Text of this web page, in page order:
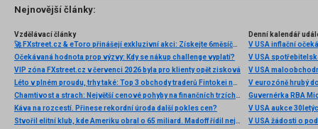
několik příkladů nejznámějších z nich.
Nejnovější články:
Vzdělávací články
🚀 FXstreet.cz & eToro přinášejí exkluzivní akci: Získejte 6měsíční členství ve VIP zóně ZDARMA
Očekávaná hodnota prop výzvy: Kdy se nákup challenge vyplatí?
VIP zóna FXstreet.cz v červenci 2026 byla pro klienty opět zisková
Léto v plném proudu, trhy také: Top 3 obchody traderů Fintokei na indexech a zlatě
Chamtivost a strach: Největší cenové pohyby na finančních trzích (červenec 2026)
Káva na rozcestí. Přinese rekordní úroda další pokles cen?
Stvořil elitní klub, kde Ameriku obral o 65 miliard. Madoff řídil největší Ponzi dějin
Denní kalendář
V USA inflační
V USA
V USA
V eurozóně hrubý
Guvernérka RBA
V USA aukce
V USA žádosti o